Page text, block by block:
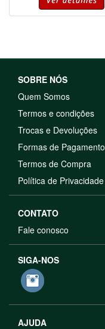
SOBRE NÓS
Quem Somos
Termos e condições
Trocas e Devoluções
Formas de Pagamento
Termos de Compra
Política de Privacidade
CONTATO
Fale conosco
SIGA-NOS
AJUDA